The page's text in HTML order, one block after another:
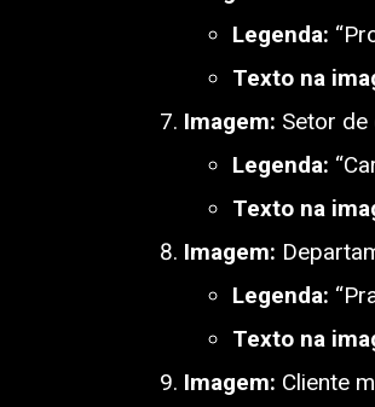
Legenda:
Texto na
Imagem: Setor de
Legenda:
Texto na
Imagem:
Legenda:
Texto na
Imagem: Cliente